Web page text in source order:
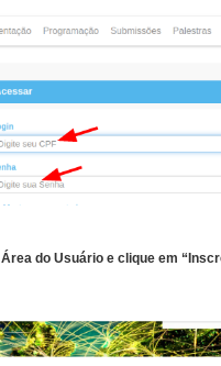
Área do Usuário e clique em